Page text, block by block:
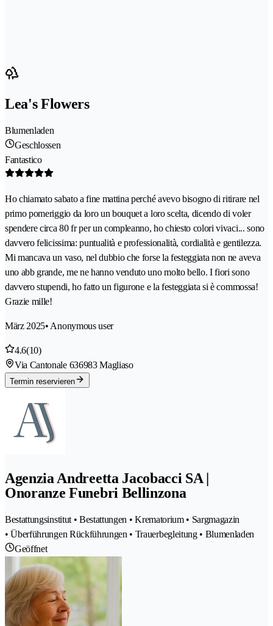
Lea's Flowers
Blumenladen
Geschlossen
Fantastico
Ho chiamato sabato a fine mattina perché avevo bisogno di ritirare nel
primo pomeriggio da loro un bouquet a loro scelta, dicendo di voler
spendere circa 80 fr per un compleanno, ho chiesto colori vivaci... sono
davvero felicissima: puntualità e professionalità, cordialità e gentilezza.
Mi mancava un vaso, nel dubbio che forse la festeggiata non ne aveva
uno abb grande, me ne hanno venduto uno molto bello. I fiori sono
davvero stupendi, ho fatto un figurone e la festeggiata si è commossa!
Grazie mille!
März 2025• Anonymous user
4.6(10)
Via Cantonale 636983 Magliaso
Termin reservieren
Agenzia Andreetta Jacobacci SA |
Onoranze Funebri Bellinzona
Bestattungsinstitut • Bestattungen • Krematorium • Sargmagazin
• Überführungen Rückführungen • Trauerbegleitung • Blumenladen
Geöffnet